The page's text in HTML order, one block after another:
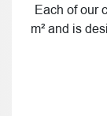
Each of our
m² and is